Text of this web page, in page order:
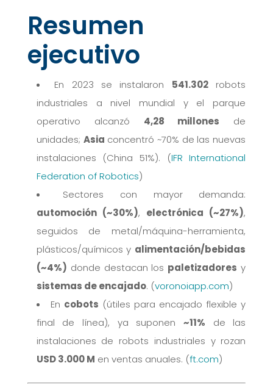
Resumen
ejecutivo
En 2023 se instalaron 541.302robots
industriales a nivel mundial y el parque
operativo alcanzó 4,28 millones de
unidades; Asia concentró ~70% de las nuevas
instalaciones (China 51%). (IFR International
Federation of Robotics)
Sectores con mayor demanda:
automoción (~30%), electrónica (~27%),
seguidos de metal/máquina-herramienta,
plásticos/químicos y alimentación/bebidas
(~4%) donde destacan los paletizadores y
sistemas de encajado. (voronoiapp.com)
En cobots (útiles para encajado flexible y
final de línea), ya suponen ~11% de las
instalaciones de robots industriales y rozan
USD 3.000 M en ventas anuales. (ft.com)